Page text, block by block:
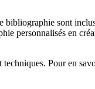
bibliographie sont
personnalisés en
Pour en